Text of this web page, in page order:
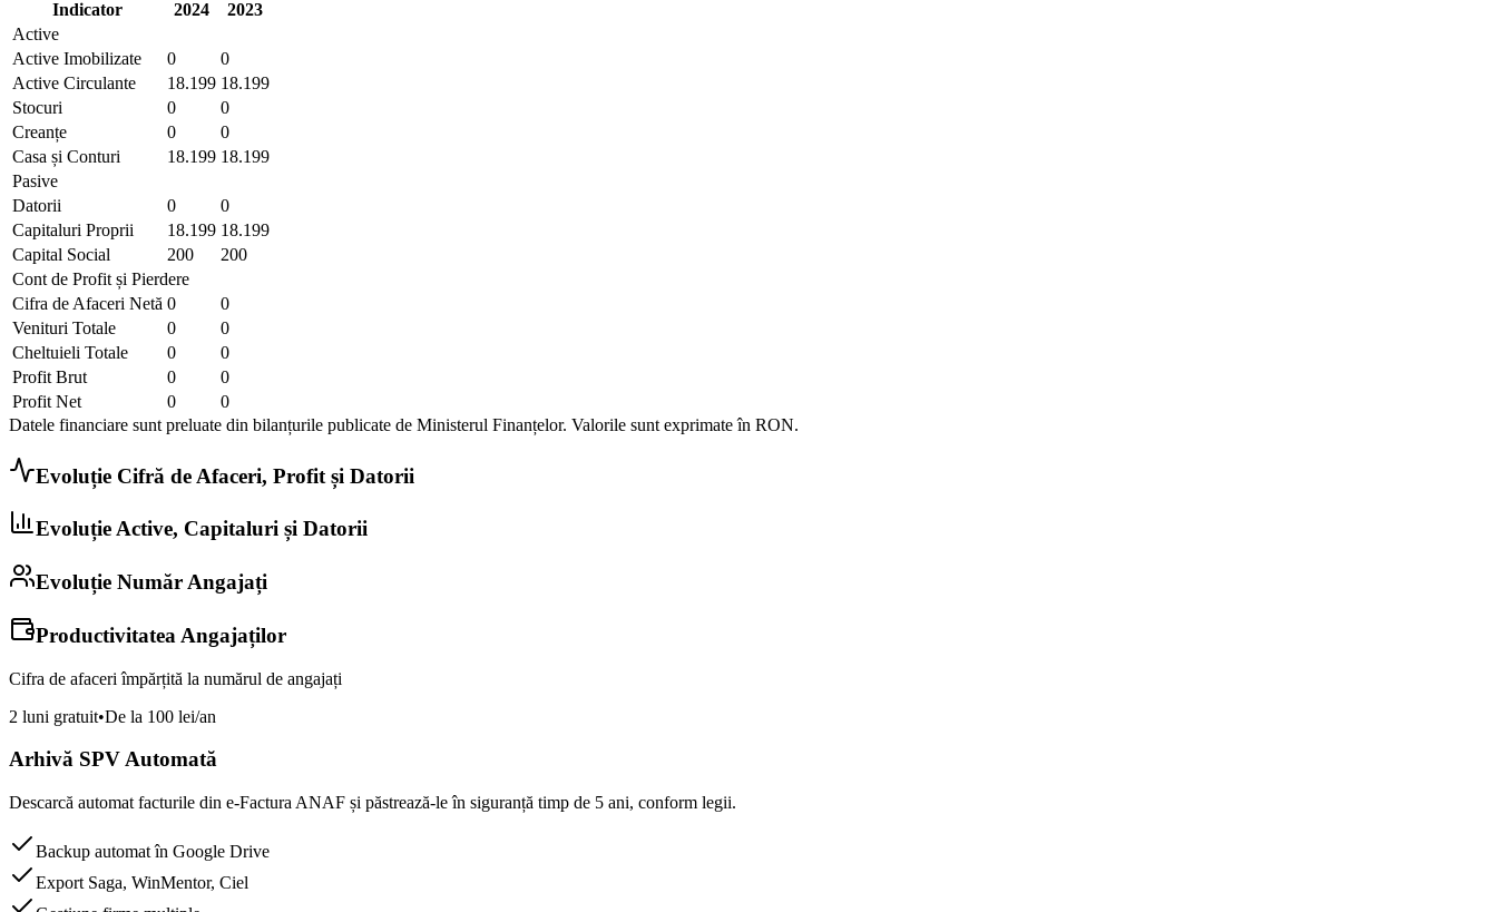
Indicator
2024
2023
Active
Active Imobilizate
0
0
Active Circulante
18.199 18.199
Stocuri
0
0
Creanțe
0
0
Casa și Conturi
18.199 18.199
Pasive
Datorii
0
0
Capitaluri Proprii
18.199 18.199
Capital Social
200
200
Cont de Profit și Pierdere
Cifra de Afaceri Netă 0
0
Venituri Totale
0
0
Cheltuieli Totale
0
0
Profit Brut
0
0
Profit Net
0
0
Datele financiare sunt preluate din bilanțurile publicate de Ministerul Finanțelor. Valorile sunt exprimate în RON.
Evoluție Cifră de Afaceri, Profit și Datorii
Evoluție Active, Capitaluri și Datorii
Evoluție Număr Angajați
Productivitatea Angajaților
Cifra de afaceri împărțită la numărul de angajați
2 luni gratuit•De la 100 lei/an
Arhivă SPV Automată
Descarcă automat facturile din e-Factura ANAF și păstrează-le în siguranță timp de 5 ani, conform legii.
Backup automat în Google Drive
Export Saga, WinMentor, Ciel